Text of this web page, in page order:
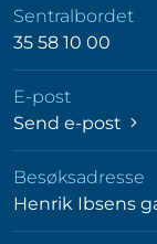
Sentralbordet
35 58 10 00
E-post
Send e-post
Besøksadresse
Henrik Ibsens